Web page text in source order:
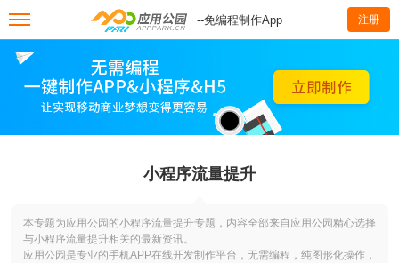
--免编程制作App 注册
小程序流量提升
本专题为应用公园的小程序流量提升专题，内容全部来自应用公园精心选择
与小程序流量提升相关的最新资讯。
应用公园是专业的手机APP在线开发制作平台，无需编程，纯图形化操作，